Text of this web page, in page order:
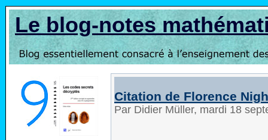
Le blog-notes
Citation de Florence
Par Didier Müller, mardi 18